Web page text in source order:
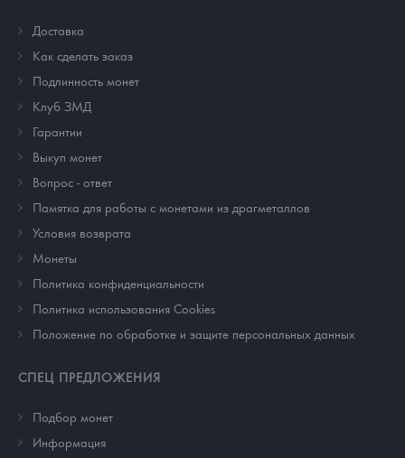
Доставка
Как сделать заказ
Подлинность монет
Клуб ЗМД
Гарантии
Выкуп монет
Вопрос - ответ
Памятка для работы с монетами из драгметаллов
Условия возврата
Монеты
Политика конфиденциальности
Политика использования Cookies
Положение по обработке и защите персональных данных
СПЕЦ ПРЕДЛОЖЕНИЯ
Подбор монет
Информация